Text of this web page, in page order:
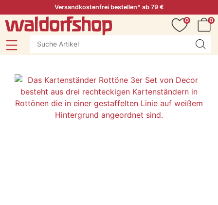
Versandkostenfrei bestellen* ab 79 €
0
0